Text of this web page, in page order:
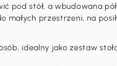
pod stół, a wbudowana
małych przestrzeni, na
idealny jako zestaw